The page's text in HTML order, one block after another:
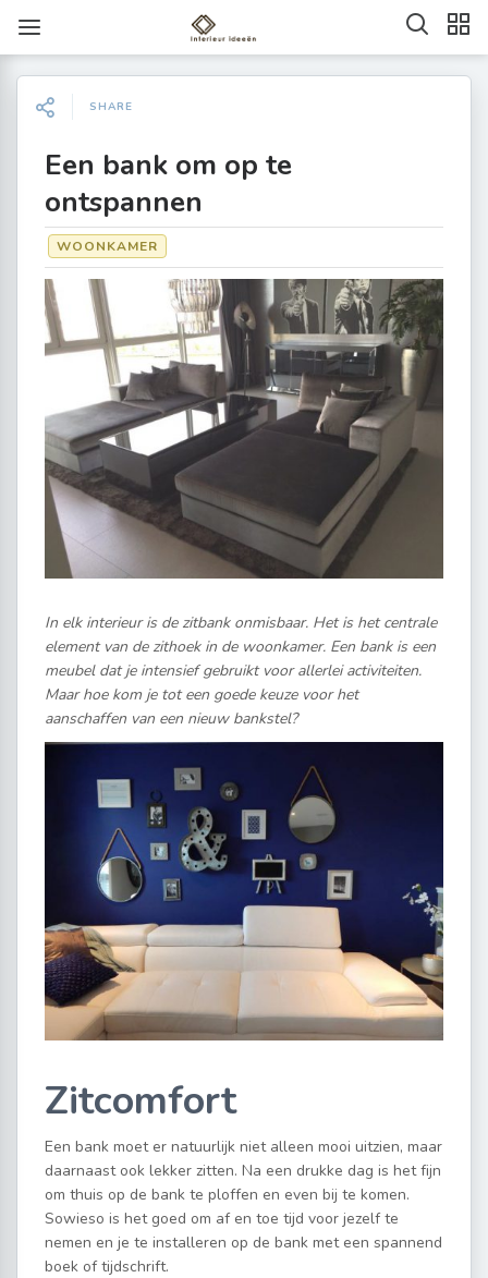
SHARE
Een bank om op te
ontspannen
WOONKAMER
In elk interieur is de zitbank onmisbaar. Het is het centrale
element van de zithoek in de woonkamer. Een bank is een
meubel dat je intensief gebruikt voor allerlei activiteiten.
Maar hoe kom je tot een goede keuze voor het
aanschaffen van een nieuw bankstel?
Zitcomfort
Een bank moet er natuurlijk niet alleen mooi uitzien, maar
daarnaast ook lekker zitten. Na een drukke dag is het fijn
om thuis op de bank te ploffen en even bij te komen.
Sowieso is het goed om af en toe tijd voor jezelf te
nemen en je te installeren op de bank met een spannend
boek of tijdschrift.